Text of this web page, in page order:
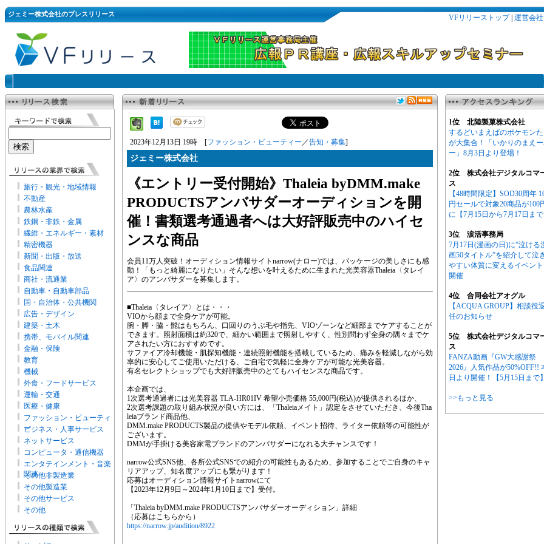
ジェミー株式会社のプレスリリース VFリリーストップ| 運営会社
旅行・観光・地域情報
不動産
農林水産
鉄鋼・非鉄・金属
繊維・エネルギー・素材
精密機器
新聞・出版・放送
食品関連
商社・流通業
自動車・自動車部品
国・自治体・公共機関
広告・デザイン
建築・土木
携帯、モバイル関連
金融・保険
教育
機械
外食・フードサービス
運輸・交通
医療・健康
ファッション・ビューティ
ー
ビジネス・人事サービス
ネットサービス
コンピュータ・通信機器
エンタテインメント・音楽
関連
その他非製造業
その他製造業
その他サービス
その他
2023年12月13日 19時 [ファッション・ビューティー ／告知・募集]
ジェミー株式会社
《エントリー受付開始》Thaleia byDMM.make
PRODUCTSアンバサダーオーディションを開
催！書類選考通過者へは大好評販売中のハイセ
ンスな商品
会員11万人突破！オーディション情報サイトnarrow(ナロー)では、パッケージの美しさにも感
動！「もっと綺麗になりたい」そんな想いを叶えるために生まれた光美容器Thaleia〈タレイ
ア〉のアンバサダーを募集します。
■Thaleia〈タレイア〉とは・・・
VIOから顔まで全身ケアが可能。
腕・脚・脇・髭はもちろん、口回りのうぶ毛や指先、VIOゾーンなど細部までケアすることが
できます。照射面積は約320で、細かい範囲まで照射しやすく、性別問わず全身の隅々までケ
アされたい方におすすめです。
サファイア冷却機能・肌探知機能・連続照射機能を搭載しているため、痛みを軽減しながら効
率的に安心してご使用いただける、ご自宅で気軽に全身ケアが可能な光美容器。
有名セレクトショップでも大好評販売中のとてもハイセンスな商品です。
本企画では、
1次選考通過者には光美容器 TLA-HR01IV 希望小売価格 55,000円(税込)が提供されるほか、
2次選考課題の取り組み状況が良い方には、「Thaleiaメイト」認定をさせていただき、今後Tha
leiaブランド商品他、
DMM.make PRODUCTS製品の提供やモデル依頼、イベント招待、ライター依頼等の可能性が
ございます。
DMMが手掛ける美容家電ブランドのアンバサダーになれる大チャンスです！
narrow公式SNS他、各所公式SNSでの紹介の可能性もあるため、参加することでご自身のキャ
リアアップ、知名度アップにも繋がります！
応募はオーディション情報サイトnarrowにて
【2023年12月9日～2024年1月10日まで】受付。
「Thaleia byDMM.make PRODUCTSアンバサダーオーディション」詳細
（応募はこちらから）
https://narrow.jp/audition/8922
1位 北陸製菓株式会社
するどいまえばのポケモン
が大集合！「いかりのまえ
ー」8月3日より登場！
2位 株式会社デジタルコマ
ス
【48時間限定】SOD30周年
円セールで対象20商品が100
に【7月15日から7月17日まで
3位 涙活事務局
7月17日(漫画の日)に“泣ける
画50タイトル”を紹介して泣
やすい体質に変えるイベン
開催
4位 合同会社アオグル
【ACQUA GROUP】相談役
任のお知らせ
5位 株式会社デジタルコマ
ス
FANZA動画『GW大感謝祭
2026』人気作品が50%OFF!!
日より開催！【5月15日まで】
>>もっと見る